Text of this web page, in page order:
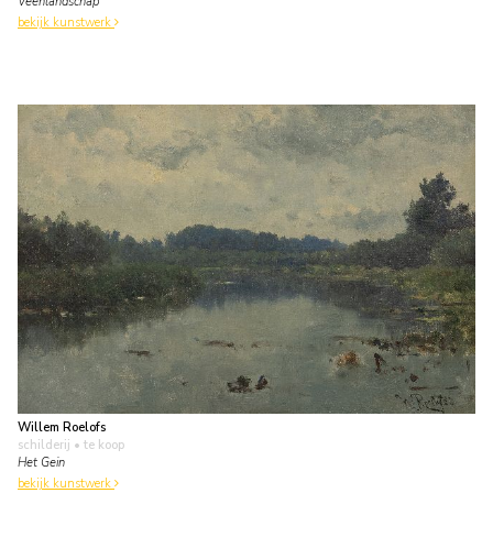
bekijk kunstwerk
Willem Roelofs
schilderij • te koop
Het Gein
bekijk kunstwerk